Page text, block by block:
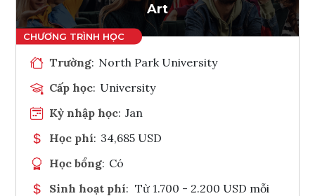
Art
Trường: North Park University
Cấp học: University
Kỳ nhập học: Jan
Học phí: 34,685 USD
Học bổng: Có
Sinh hoạt phí: Từ 1.700 - 2.200 USD mỗi